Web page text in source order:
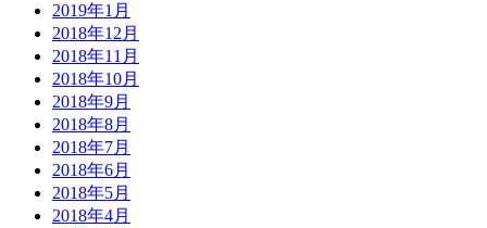
2019年1月
2018年12月
2018年11月
2018年10月
2018年9月
2018年8月
2018年7月
2018年6月
2018年5月
2018年4月